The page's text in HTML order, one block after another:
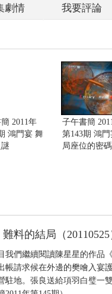
劇情 我要評論
2011年
鴻門宴 舞
子午書簡
第143期 鴻門
局座位的密碼
料的結局（20110525
我們繼續閱讀陳星星的作品
帳請求候在外邊的樊噲入宴
駐地。張良送給項羽白璧一